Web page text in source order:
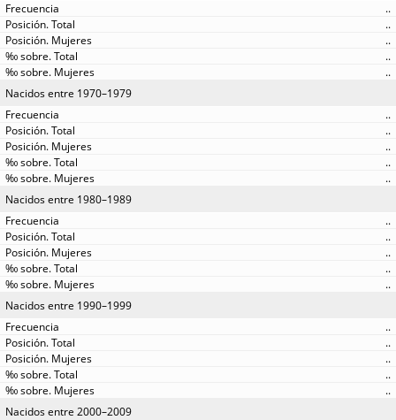
..
..
..
..
..
Nacidos entre 1970–1979
..
..
..
..
..
Nacidos entre 1980–1989
..
..
..
..
..
Nacidos entre 1990–1999
..
..
..
..
..
Nacidos entre 2000–2009